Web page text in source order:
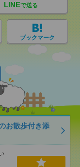
LINEで送る
ブックマーク
お散歩付き添